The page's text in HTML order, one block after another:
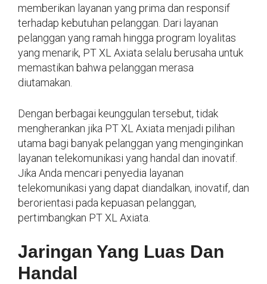
memberikan layanan yang prima dan responsif
terhadap kebutuhan pelanggan. Dari layanan
pelanggan yang ramah hingga program loyalitas
yang menarik, PT XL Axiata selalu berusaha untuk
memastikan bahwa pelanggan merasa
diutamakan.
Dengan berbagai keunggulan tersebut, tidak
mengherankan jika PT XL Axiata menjadi pilihan
utama bagi banyak pelanggan yang menginginkan
layanan telekomunikasi yang handal dan inovatif.
Jika Anda mencari penyedia layanan
telekomunikasi yang dapat diandalkan, inovatif, dan
berorientasi pada kepuasan pelanggan,
pertimbangkan PT XL Axiata.
Jaringan Yang Luas Dan
Handal